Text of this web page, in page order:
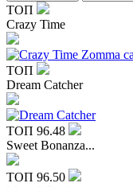
ТОП
Crazy Time
ТОП
Dream Catcher
ТОП 96.48
Sweet Bonanza...
ТОП 96.50